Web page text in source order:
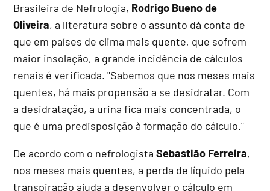
Brasileira de Nefrologia, Rodrigo Bueno de
Oliveira, a literatura sobre o assunto dá conta de
que em países de clima mais quente, que sofrem
maior insolação, a grande incidência de cálculos
renais é verificada. "Sabemos que nos meses mais
quentes, há mais propensão a se desidratar. Com
a desidratação, a urina fica mais concentrada, o
que é uma predisposição à formação do cálculo."
De acordo com o nefrologistaSebastião Ferreira,
nos meses mais quentes, a perda de líquido pela
transpiração ajuda a desenvolver o cálculo em